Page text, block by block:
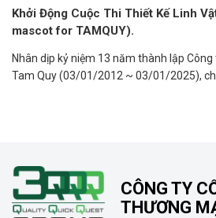
Khởi Động Cuộc Thi Thiết Kế Linh
mascot for TAMQUY).
Nhân dịp kỷ niệm 13 năm thành lập
Tam Quy (03/01/2012 ~ 03/01/2025),
CÔNG TY
THƯƠNG